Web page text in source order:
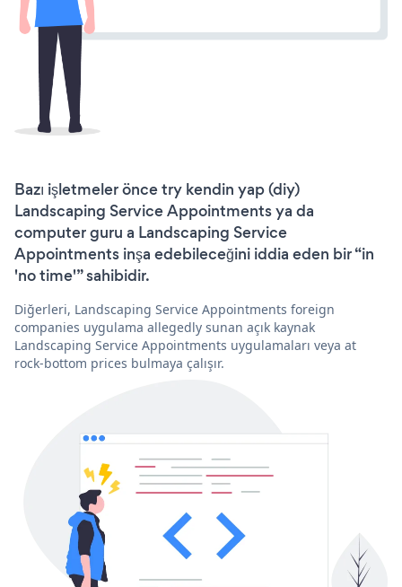
Bazı işletmeler önce try kendin yap (diy)
Landscaping Service Appointments ya da
computer guru a Landscaping Service
Appointments inşa edebileceğini iddia eden bir “in
'no time'” sahibidir.
Diğerleri, Landscaping Service Appointments foreign
companies uygulama allegedly sunan açık kaynak
Landscaping Service Appointments uygulamaları veya at
rock-bottom prices bulmaya çalışır.